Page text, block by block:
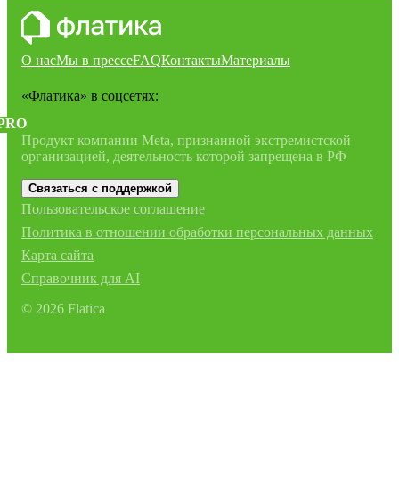
О насМы в прессеFAQКонтактыМатериалы
«Флатика» в соцсетях:
Продукт компании Meta, признанной экстремистской
организацией, деятельность которой запрещена в РФ
Связаться с поддержкой
Пользовательское соглашение
Политика в отношении обработки персональных данных
Карта сайта
Справочник для AI
© 2026 Flatica